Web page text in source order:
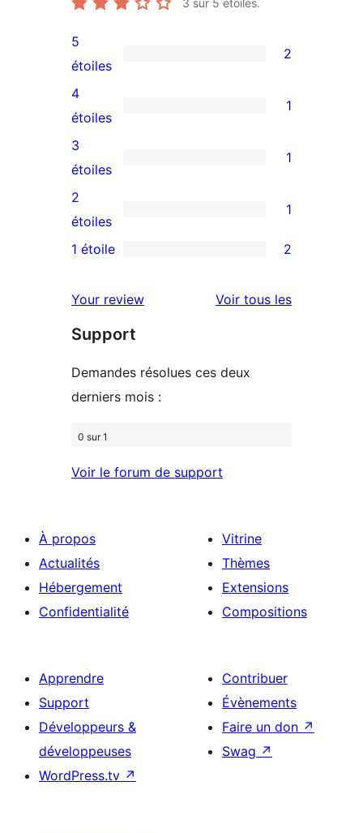
2
avis
à
5
étoiles
5
étoiles
2
1
avis
à
4
étoile
4
étoiles
1
1
avis
à
3
3
étoiles
1
1
avis
2
2
étoiles
1
à
1
1 étoile 2
Your review Voir tous lesavis
Support
Demandes résolues ces deux
derniers mois :
0 sur 1
Voir le forum de support
À propos
Actualités
Hébergement
Confidentialité
Vitrine
Thèmes
Extensions
Compositions
Apprendre
Support
Développeurs &
développeuses
WordPress.tv ↗
Contribuer
Évènements
Faire un don ↗
Swag ↗